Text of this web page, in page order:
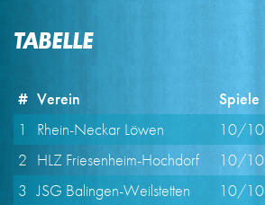
TABELLE
# Verein Spiele
1
Rhein-Neckar Löwen 10/10
2 HLZ Friesenheim-Hochdorf 10/10
3 JSG Balingen-Weilstetten 10/10